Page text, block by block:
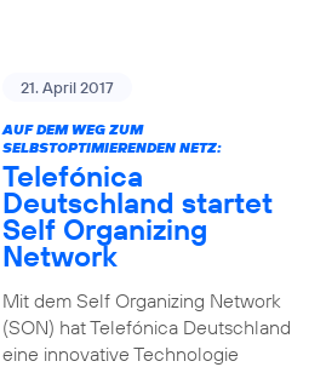
21. April 2017
AUF DEM WEG ZUM
SELBSTOPTIMIERENDEN NETZ:
Telefónica
Deutschland startet
Self Organizing
Network
Mit dem Self Organizing Network
(SON) hat Telefónica Deutschland
eine innovative Technologie